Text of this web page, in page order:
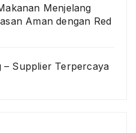
Menjelang
Aman dengan Red
– Supplier Terpercaya